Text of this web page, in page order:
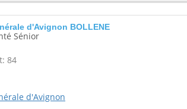
d'Avignon BOLLENE
Sénior
84
d'Avignon